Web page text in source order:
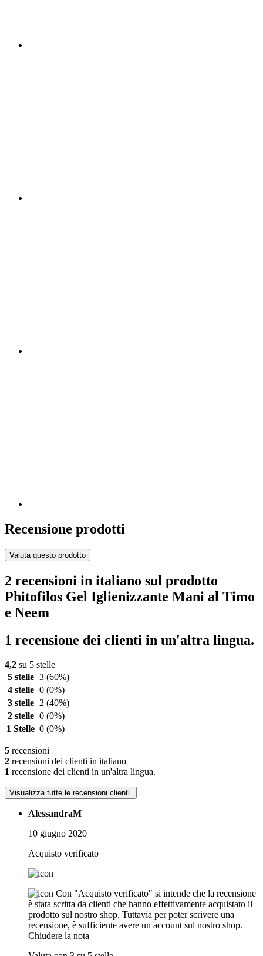
Recensione prodotti
Valuta questo prodotto
2 recensioni in italiano sul prodotto
Phitofilos Gel Iglienizzante Mani al Timo
e Neem
1 recensione dei clienti in un'altra lingua.
4,2 su 5 stelle
5 stelle 3 (60%)
4 stelle 0 (0%)
3 stelle 2 (40%)
2 stelle 0 (0%)
1 Stelle 0 (0%)
5 recensioni
2 recensioni dei clienti in italiano
1 recensione dei clienti in un'altra lingua.
Visualizza tutte le recensioni clienti.
AlessandraM
10 giugno 2020
Acquisto verificato
Con "Acquisto verificato" si intende che la recensione
è stata scritta da clienti che hanno effettivamente acquistato il
prodotto sul nostro shop. Tuttavia per poter scrivere una
recensione, è sufficiente avere un account sul nostro shop.
Chiudere la nota